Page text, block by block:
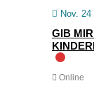
Nov. 24
GIB
Online